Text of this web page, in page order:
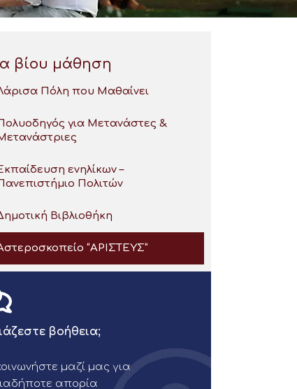
βίου μάθηση
Πόλη που Μαθαίνει
για Μετανάστες &
ενηλίκων –
Πολιτών
Βιβλιοθήκη
“ΑΡΙΣΤΕΥΣ”
βοήθεια;
μαζί μας για
απορία